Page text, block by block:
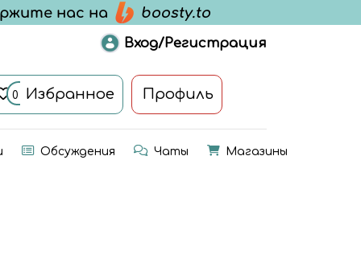
Вход/Регистрация
0 Избранное Профиль
Обсуждения Чаты Магазины